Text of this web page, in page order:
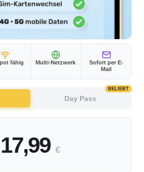
fähig Multi-Netzwerk
Sofort per E-
Mail
Day Pass
BELIEBT
17,99 €